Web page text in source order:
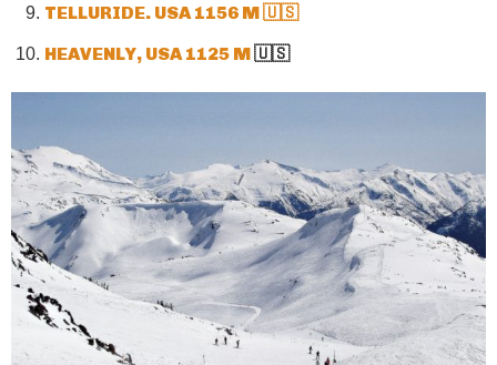
TELLURIDE. USA 1156 M 🇺🇸
HEAVENLY, USA 1125 M🇺🇸